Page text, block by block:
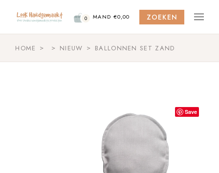
content
0 MAND €0,00 ZOEKEN
HOME NIEUW BALLONNEN SET ZAND
Save